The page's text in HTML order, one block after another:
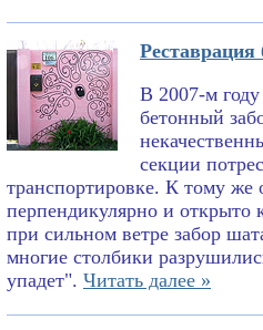
Реставрация
В 2007-м
бетонный
секции
транспортировке. К тому же
перпендикулярно и открыто
при сильном ветре забор
многие столбики
упадет". Читать далее »